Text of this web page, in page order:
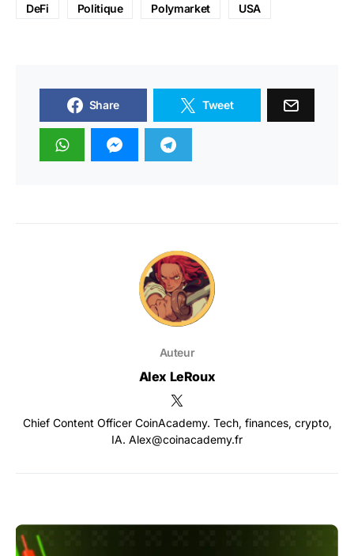
DeFi Politique Polymarket USA
Share Tweet
Auteur
Alex LeRoux
Chief Content Officer CoinAcademy. Tech, finances, crypto,
IA. Alex@coinacademy.fr